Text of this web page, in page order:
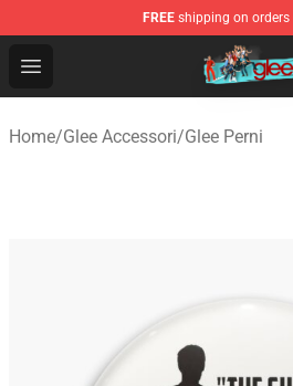
FREE shipping on orders
Open menu
Glee Store - Official Glee
Home/Glee Accessori/Glee Perni